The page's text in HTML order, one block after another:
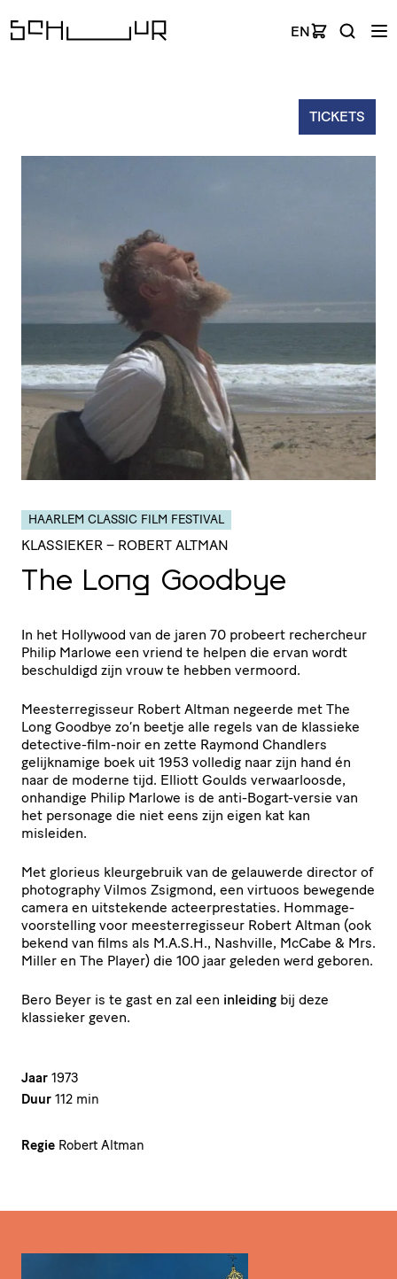
EN
TICKETS
HAARLEM CLASSIC FILM FESTIVAL
KLASSIEKER – ROBERT ALTMAN
The Long Goodbye
In het Hollywood van de jaren 70 probeert rechercheur
Philip Marlowe een vriend te helpen die ervan wordt
beschuldigd zijn vrouw te hebben vermoord.
Meesterregisseur Robert Altman negeerde met The
Long Goodbye zo’n beetje alle regels van de klassieke
detective-film-noir en zette Raymond Chandlers
gelijknamige boek uit 1953 volledig naar zijn hand én
naar de moderne tijd. Elliott Goulds verwaarloosde,
onhandige Philip Marlowe is de anti-Bogart-versie van
het personage die niet eens zijn eigen kat kan
misleiden.
Met glorieus kleurgebruik van de gelauwerde director of
photography Vilmos Zsigmond, een virtuoos bewegende
camera en uitstekende acteerprestaties. Hommage-
voorstelling voor meesterregisseur Robert Altman (ook
bekend van films als M.A.S.H., Nashville, McCabe & Mrs.
Miller en The Player) die 100 jaar geleden werd geboren.
Bero Beyer is te gast en zal een inleiding bij deze
klassieker geven.
Jaar 1973
Duur 112 min
Regie Robert Altman